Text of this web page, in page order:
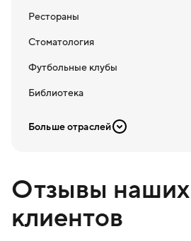
Рестораны
Стоматология
Футбольные клубы
Библиотека
Больше отраслей
Отзывы наших
клиентов